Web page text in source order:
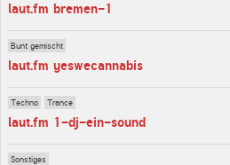
laut.fm bremen-1
Bunt gemischt
laut.fm yeswecannabis
Techno Trance
laut.fm 1-dj-ein-sound
Sonstiges